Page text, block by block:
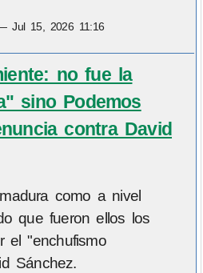
Jul 15, 2026 11:16
no fue la
sino Podemos
contra David
como a nivel
que fueron ellos los
el "enchufismo
Sánchez.